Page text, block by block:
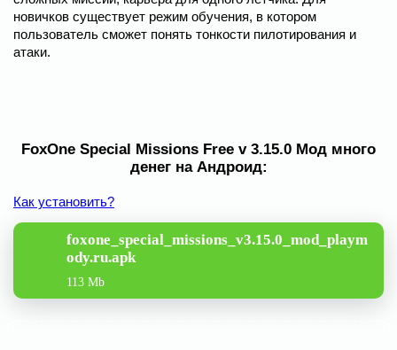
новичков существует режим обучения, в котором
пользователь сможет понять тонкости пилотирования и
атаки.
FoxOne Special Missions Free v 3.15.0 Мод много
денег на Андроид:
Как установить?
foxone_special_missions_v3.15.0_mod_playm
ody.ru.apk
113 Mb